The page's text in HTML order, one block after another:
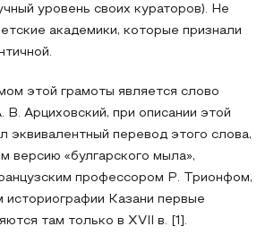
уровень своих кураторов). Не
академики, которые признали
этой грамоты является слово
В. Арциховский, при описании этой
эквивалентный перевод этого слова,
версию «булгарского мыла»,
профессором Р. Трионфом,
историографии Казани первые
там только в XVII в. [1].